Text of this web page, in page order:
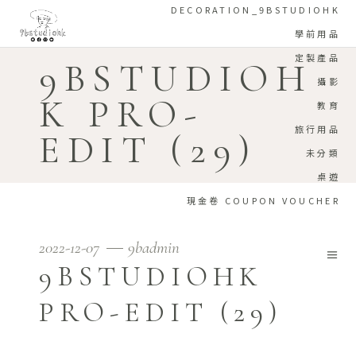
DECORATION_9BSTUDIOHK
學前用品
定製產品
攝影
教育
旅行用品
未分類
桌遊
現金卷 COUPON VOUCHER
9BSTUDIOH
K PRO-
EDIT (29)
2022-12-07 9badmin
9BSTUDIOHK
PRO-EDIT (29)